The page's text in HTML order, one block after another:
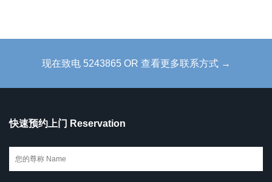
现在致电 5243865 OR 查看更多联系方式 →
快速预约上门 Reservation